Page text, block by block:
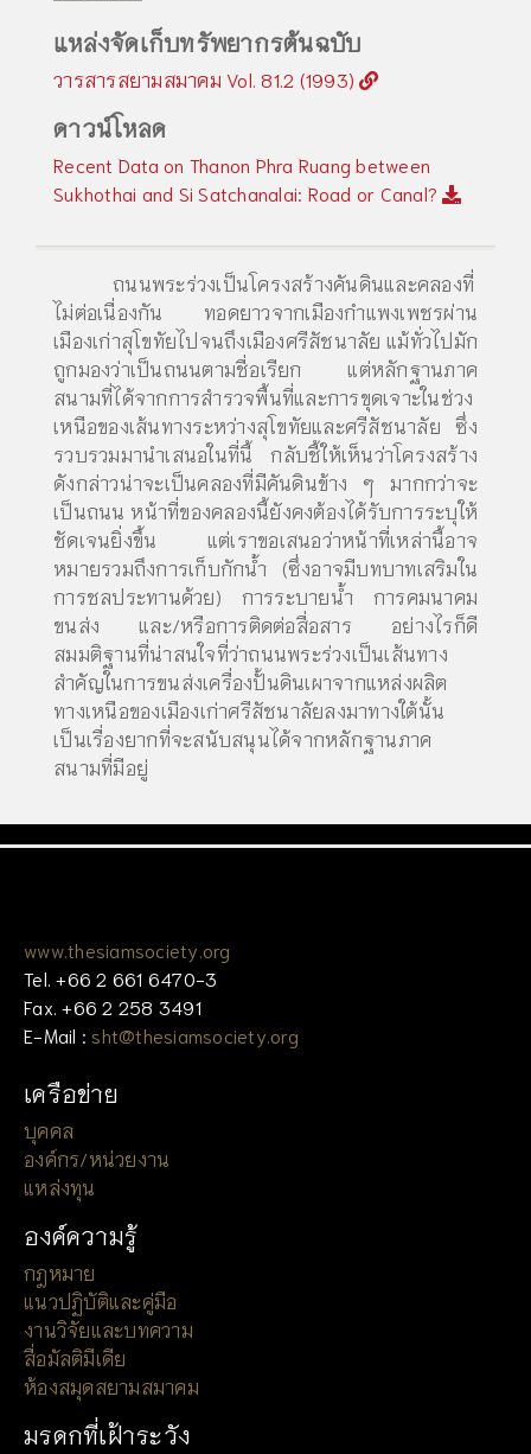
แหล่งจัดเก็บทรัพยากรต้นฉบับ
วารสารสยามสมาคม Vol. 81.2 (1993)
ดาวน์โหลด
Recent Data on Thanon Phra Ruang between
Sukhothai and Si Satchanalai: Road or Canal?
ถนนพระร่วงเป็นโครงสร้างคันดินและคลองที่
ไม่ต่อเนื่องกัน ทอดยาวจากเมืองกำแพงเพชรผ่าน
เมืองเก่าสุโขทัยไปจนถึงเมืองศรีสัชนาลัย แม้ทั่วไปมัก
ถูกมองว่าเป็นถนนตามชื่อเรียก แต่หลักฐานภาค
สนามที่ได้จากการสำรวจพื้นที่และการขุดเจาะในช่วง
เหนือของเส้นทางระหว่างสุโขทัยและศรีสัชนาลัย ซึ่ง
รวบรวมมานำเสนอในที่นี้ กลับชี้ให้เห็นว่าโครงสร้าง
ดังกล่าวน่าจะเป็นคลองที่มีคันดินข้าง ๆ มากกว่าจะ
เป็นถนน หน้าที่ของคลองนี้ยังคงต้องได้รับการระบุให้
ชัดเจนยิ่งขึ้น แต่เราขอเสนอว่าหน้าที่เหล่านี้อาจ
หมายรวมถึงการเก็บกักน้ำ (ซึ่งอาจมีบทบาทเสริมใน
การชลประทานด้วย) การระบายน้ำ การคมนาคม
ขนส่ง และ/หรือการติดต่อสื่อสาร อย่างไรก็ดี
สมมติฐานที่น่าสนใจที่ว่าถนนพระร่วงเป็นเส้นทาง
สำคัญในการขนส่งเครื่องปั้นดินเผาจากแหล่งผลิต
ทางเหนือของเมืองเก่าศรีสัชนาลัยลงมาทางใต้นั้น
เป็นเรื่องยากที่จะสนับสนุนได้จากหลักฐานภาค
สนามที่มีอยู่
www.thesiamsociety.org
Tel. +66 2 661 6470-3
Fax. +66 2 258 3491
E-Mail : sht@thesiamsociety.org
เครือข่าย
บุคคล
องค์กร/หน่วยงาน
แหล่งทุน
องค์ความรู้
กฎหมาย
แนวปฏิบัติและคู่มือ
งานวิจัยและบทความ
สื่อมัลติมีเดีย
ห้องสมุดสยามสมาคม
มรดกที่เฝ้าระวัง